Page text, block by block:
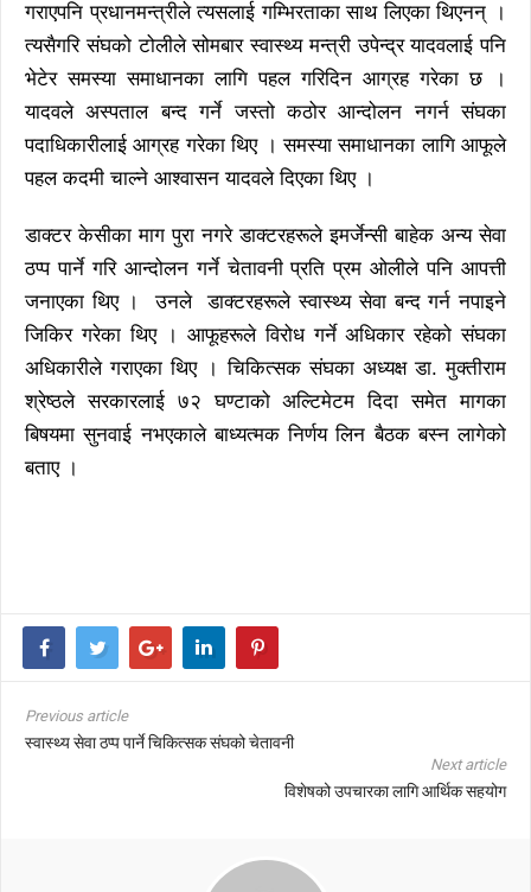
गराएपनि प्रधानमन्त्रीले त्यसलाई गम्भिरताका साथ लिएका थिएनन् ।
त्यसैगरि संघको टोलीले सोमबार स्वास्थ्य मन्त्री उपेन्द्र यादवलाई पनि
भेटेर समस्या समाधानका लागि पहल गरिदिन आग्रह गरेका छ ।
यादवले अस्पताल बन्द गर्ने जस्तो कठोर आन्दोलन नगर्न संघका
पदाधिकारीलाई आग्रह गरेका थिए । समस्या समाधानका लागि आफूले
पहल कदमी चाल्ने आश्वासन यादवले दिएका थिए ।
डाक्टर केसीका माग पुरा नगरे डाक्टरहरूले इमर्जेन्सी बाहेक अन्य सेवा
ठप्प पार्ने गरि आन्दोलन गर्ने चेतावनी प्रति प्रम ओलीले पनि आपत्ती
जनाएका थिए । उनले डाक्टरहरूले स्वास्थ्य सेवा बन्द गर्न नपाइने
जिकिर गरेका थिए । आफूहरूले विरोध गर्ने अधिकार रहेको संघका
अधिकारीले गराएका थिए । चिकित्सक संघका अध्यक्ष डा. मुक्तीराम
श्रेष्ठले सरकारलाई ७२ घण्टाको अल्टिमेटम दिदा समेत मागका
बिषयमा सुनवाई नभएकाले बाध्यत्मक निर्णय लिन बैठक बस्न लागेको
बताए ।
Previous article
स्वास्थ्य सेवा ठप्प पार्ने चिकित्सक संघको चेतावनी
Next article
विशेषको उपचारका लागि आर्थिक सहयोग